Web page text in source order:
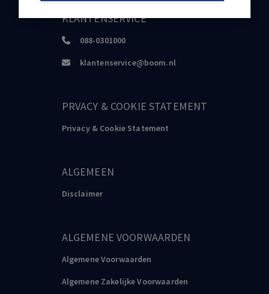
KLANTENSERVICE
088-0301000
klantenservice@boom.nl
PRVACY & COOKIE STATEMENT
Privacy & Cookie Statement
ALGEMEEN
Disclaimer
ALGEMENE VOORWAARDEN
Algemene Voorwaarden
Algemene Zakelijke Voorwaarden